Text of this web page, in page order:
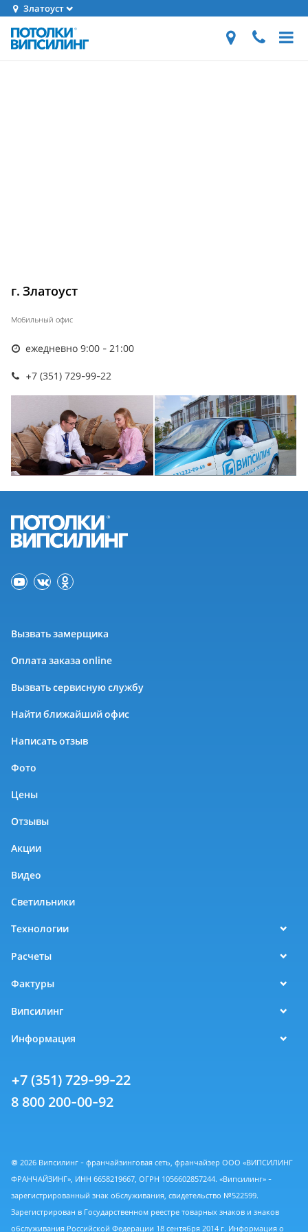
Златоуст
г. Златоуст
Мобильный офис
ежедневно 9:00 - 21:00
+7 (351) 729-99-22
Вызвать замерщика
Оплата заказа online
Вызвать сервисную службу
Найти ближайший офис
Написать отзыв
Фото
Цены
Отзывы
Акции
Видео
Светильники
Технологии
Расчеты
Фактуры
Випсилинг
Информация
+7 (351) 729-99-22
8 800 200-00-92
© 2026 Випсилинг - франчайзинговая сеть, франчайзер ООО «ВИПСИЛИНГ
ФРАНЧАЙЗИНГ», ИНН 6658219667, ОГРН 1056602857244. «Випсилинг» -
зарегистрированный знак обслуживания, свидетельство №522599.
Зарегистрирован в Государственном реестре товарных знаков и знаков
обслуживания Российской Федерации 18 сентября 2014 г. Информация о